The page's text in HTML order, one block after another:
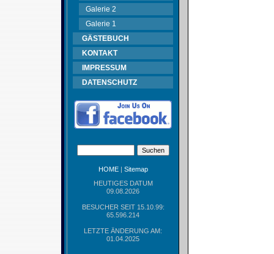
Galerie 2
Galerie 1
GÄSTEBUCH
KONTAKT
IMPRESSUM
DATENSCHUTZ
HOME| Sitemap
HEUTIGES DATUM
09.08.2026
BESUCHER SEIT 15.10.99:
65.596.214
LETZTE ÄNDERUNG AM:
01.04.2025